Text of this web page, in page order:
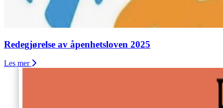
Redegjørelse av åpenhetsloven 2025
Les mer